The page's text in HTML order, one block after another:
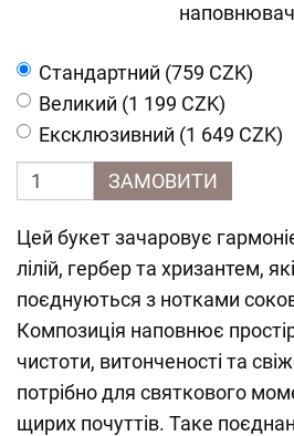
Cтандартний (759 CZK)
Великий (1 199 CZK)
Ексклюзивний (1 649 CZK)
ЗАМОВИТИ
Цей букет зачаровує
лілій, гербер та хризантем,
поєднуються з нотками
Композиція наповнює
чистоти, витонченості та
потрібно для святкового
щирих почуттів. Таке